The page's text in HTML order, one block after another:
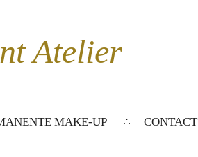
Atelier
MAKE-UP CONTACT